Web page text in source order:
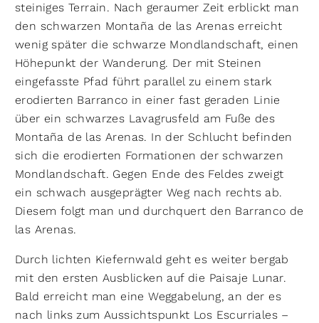
steiniges Terrain. Nach geraumer Zeit erblickt man
den schwarzen Montaña de las Arenas erreicht
wenig später die schwarze Mondlandschaft, einen
Höhepunkt der Wanderung. Der mit Steinen
eingefasste Pfad führt parallel zu einem stark
erodierten Barranco in einer fast geraden Linie
über ein schwarzes Lavagrusfeld am Fuße des
Montaña de las Arenas. In der Schlucht befinden
sich die erodierten Formationen der schwarzen
Mondlandschaft. Gegen Ende des Feldes zweigt
ein schwach ausgeprägter Weg nach rechts ab.
Diesem folgt man und durchquert den Barranco de
las Arenas.
Durch lichten Kiefernwald geht es weiter bergab
mit den ersten Ausblicken auf die Paisaje Lunar.
Bald erreicht man eine Weggabelung, an der es
nach links zum Aussichtspunkt Los Escurriales –